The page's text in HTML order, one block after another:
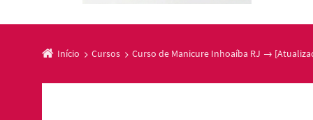
Início Cursos Curso de Manicure Inhoaíba RJ →